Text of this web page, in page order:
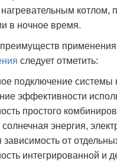
котлом,
в ночное время.
следует отметить:
подключение
эффективности
простого
энергия,
от
интегрированной и